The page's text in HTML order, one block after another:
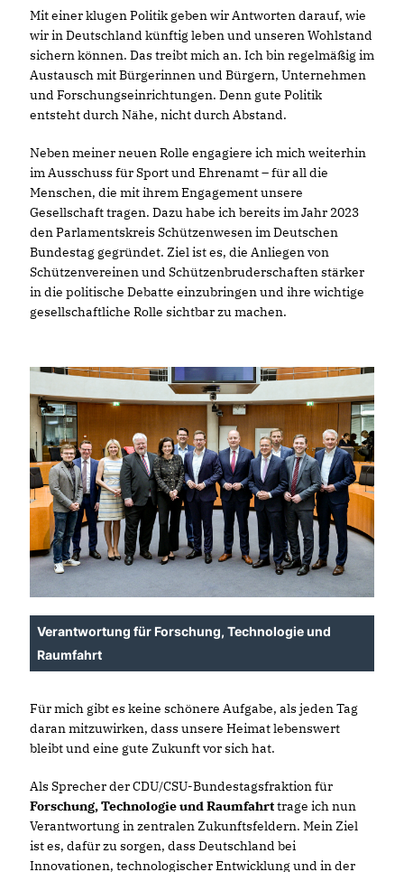
Mit einer klugen Politik geben wir Antworten darauf, wie
wir in Deutschland künftig leben und unseren Wohlstand
sichern können. Das treibt mich an. Ich bin regelmäßig im
Austausch mit Bürgerinnen und Bürgern, Unternehmen
und Forschungseinrichtungen. Denn gute Politik
entsteht durch Nähe, nicht durch Abstand.
Neben meiner neuen Rolle engagiere ich mich weiterhin
im Ausschuss für Sport und Ehrenamt – für all die
Menschen, die mit ihrem Engagement unsere
Gesellschaft tragen. Dazu habe ich bereits im Jahr 2023
den Parlamentskreis Schützenwesen im Deutschen
Bundestag gegründet. Ziel ist es, die Anliegen von
Schützenvereinen und Schützenbruderschaften stärker
in die politische Debatte einzubringen und ihre wichtige
gesellschaftliche Rolle sichtbar zu machen.
Verantwortung für Forschung, Technologie und
Raumfahrt
Für mich gibt es keine schönere Aufgabe, als jeden Tag
daran mitzuwirken, dass unsere Heimat lebenswert
bleibt und eine gute Zukunft vor sich hat.
Als Sprecher der CDU/CSU-Bundestagsfraktion für
Forschung, Technologie und Raumfahrttrage ich nun
Verantwortung in zentralen Zukunftsfeldern. Mein Ziel
ist es, dafür zu sorgen, dass Deutschland bei
Innovationen, technologischer Entwicklung und in der